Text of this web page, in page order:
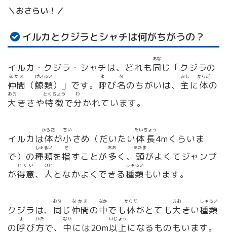
＼おさらい！／
イルカとクジラとシャチは何がちがうの？
イルカ ・ クジラ ・ シャチは、どれも同
おな
じ「クジラの
仲間
なかま
（鯨類
げいるい
）」です。 呼
よ
び名
な
のちがいは、 主
おも
に体
からだ
の
大
おお
きさや特徴
とくちょう
で分
わ
かれています。
イルカは体
からだ
が小
ちい
さめ（だいたい体長
たいちょう
4mくらいま
で）の種類
しゅるい
を 指
さ
すことが多
おお
く、 頭
あたま
がよくてジャンプ
が得意
とくい
、 人
ひと
となかよくできる種類
しゅるい
もいます。
クジラは、 同
おな
じ 仲間
なかま
の中
なか
でも体
からだ
がとても大
おお
きい種類
しゅるい
の呼
よ
び方
かた
で、 中
なか
には20m以上
いじょう
になるものもいます。